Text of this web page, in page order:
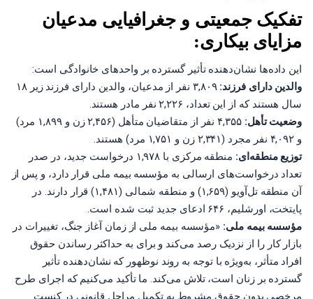
تفکیک جمعیتی و جغرافیایی مدعیان
مزایای بیکاری:
این داده‌ها نشان‌دهنده تأثیر گسترده بر واحدهای خانوادگی است:
والدین دارای فرزند:
۳,۸۰۹ نفر از مدعیان، والدین دارای فرزند زیر ۱۸
سال هستند که از این تعداد، ۲,۲۲۶ نفر مادر هستند.
وضعیت تأهل:
۴,۳۵۵ نفر از متقاضیان متأهل (۲,۴۵۶ زن و ۱,۸۹۹ مرد)
و ۴,۰۹۲ نفر مجرد (۲,۳۴۱ زن و ۱,۷۵۱ مرد) هستند.
توزیع منطقه‌ای:
منطقه مرکزی با ۱,۹۷۸ درخواست جدید، در صدر
تعداد درخواست‌های ارسالی به مؤسسه بیمه ملی قرار دارد، و پس از
آن منطقه تل‌آویو (۱,۶۵۹) و منطقه شمالی (۱,۴۸۱) قرار دارند. در
پایتخت، اورشلیم، ۶۴۶ ادعای جدید ثبت شده است.
مؤسسه بیمه ملی: «مؤسسه بیمه ملی از زمان آغاز جنگ، تغییرات در
بازار کار را از نزدیک رصد می‌کند و برای به حداکثر رساندن حقوق
افراد متأثر، به‌ویژه با توجه به روند نوظهور که نشان‌دهنده تأثیر
گسترده بر زنان است، تلاش می‌کند. ما تأکید می‌کنیم که اجرای طرح